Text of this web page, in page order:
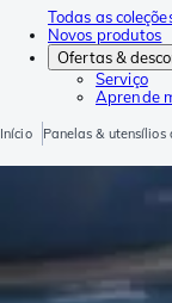
Todas as
Novos produtos
Ofertas &
Serviço
Aprende
Início Panelas & utensílios